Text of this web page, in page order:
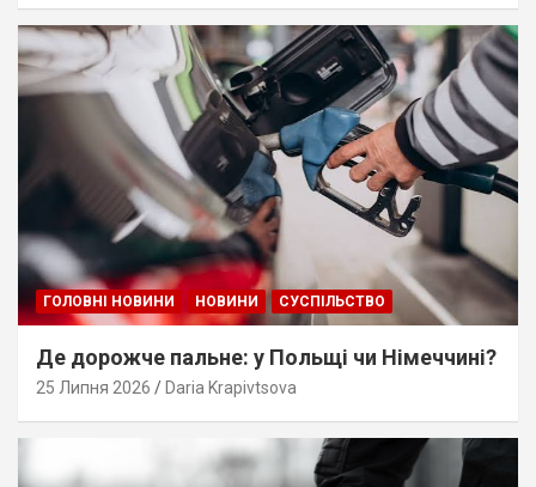
ГОЛОВНІ НОВИНИ НОВИНИ СУСПІЛЬСТВО
Де дорожче пальне: у Польщі чи Німеччині?
25 Липня 2026 Daria Krapivtsova